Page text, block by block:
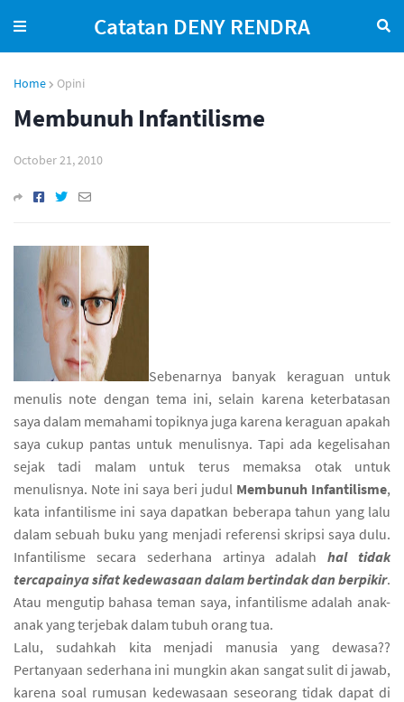
Catatan DENY RENDRA
Home Opini
Membunuh Infantilisme
October 21, 2010
Sebenarnya banyak keraguan untuk
menulis note dengan tema ini, selain karena keterbatasan
saya dalam memahami topiknya juga karena keraguan apakah
saya cukup pantas untuk menulisnya. Tapi ada kegelisahan
sejak tadi malam untuk terus memaksa otak untuk
menulisnya. Note ini saya beri judul Membunuh Infantilisme,
kata infantilisme ini saya dapatkan beberapa tahun yang lalu
dalam sebuah buku yang menjadi referensi skripsi saya dulu.
Infantilisme secara sederhana artinya adalahhal tidak
tercapainya sifat kedewasaan dalam bertindak dan berpikir.
Atau mengutip bahasa teman saya, infantilisme adalah anak-
anak yang terjebak dalam tubuh orang tua.
Lalu, sudahkah kita menjadi manusia yang dewasa??
Pertanyaan sederhana ini mungkin akan sangat sulit di jawab,
karena soal rumusan kedewasaan seseorang tidak dapat di